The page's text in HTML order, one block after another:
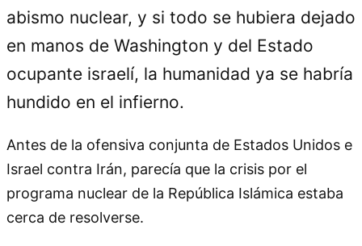
abismo nuclear, y si todo se hubiera dejado
en manos de Washington y del Estado
ocupante israelí, la humanidad ya se habría
hundido en el infierno.
Antes de la ofensiva conjunta de Estados Unidos e
Israel contra Irán, parecía que la crisis por el
programa nuclear de la República Islámica estaba
cerca de resolverse.